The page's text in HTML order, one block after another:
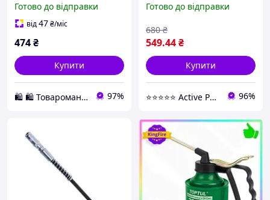
сиру металева срібляста
14см
Готово до відправки
від47₴/міс
474₴
Купити
🛍️ 🛍️ Товароманія 🛍️ 🛍️ 97%
чорна (621814)
Готово до відправки
549.44₴
680 ₴
Купити
⭐️⭐️⭐️⭐️⭐️ Active Point 96%